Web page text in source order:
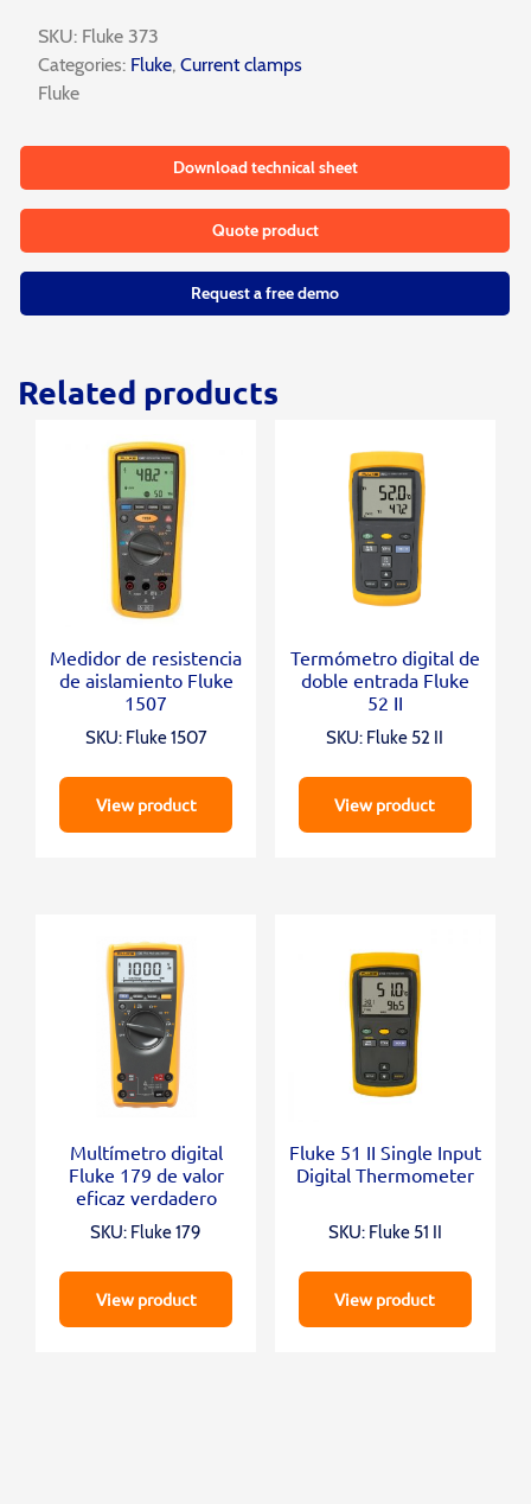
SKU: Fluke 373
Categories:Fluke, Current clamps
Fluke
Download technical sheet
Quote product
Request a free demo
Related products
Medidor de resistencia
de aislamiento Fluke
1507
SKU: Fluke 1507
View product
Termómetro digital de
doble entrada Fluke
52 II
SKU: Fluke 52 II
View product
Multímetro digital
Fluke 179 de valor
eficaz verdadero
SKU: Fluke 179
View product
Fluke 51 II Single Input
Digital Thermometer
SKU: Fluke 51 II
View product